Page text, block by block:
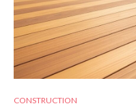
CONSTRUCTION